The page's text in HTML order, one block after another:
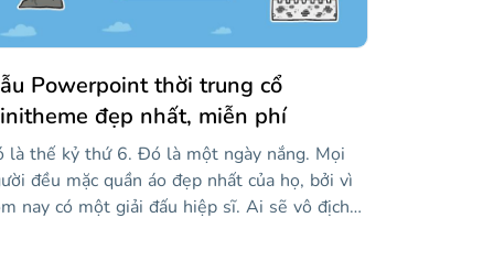
bạn muốn!
Powerpoint thời trung cổ
đẹp nhất, miễn phí
là thế kỷ thứ 6. Đó là một ngày nắng. Mọi
đều mặc quần áo đẹp nhất của họ, bởi vì
nay có một giải đấu hiệp sĩ. Ai sẽ vô địch